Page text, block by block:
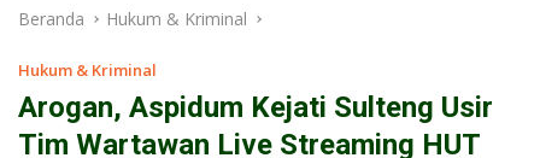
Beranda Hukum & Kriminal
Hukum & Kriminal
Arogan, Aspidum Kejati Sulteng Usir
Tim Wartawan Live Streaming HUT